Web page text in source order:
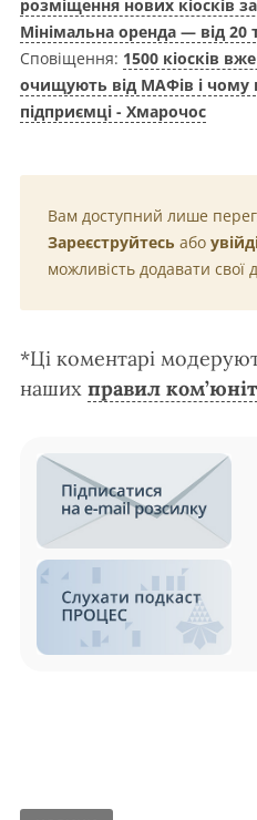
розміщення нових кіосків
Мінімальна оренда — від 20
Сповіщення: 1500 кіосків
очищують від МАФів і чому
підприємці - Хмарочос
Вам доступний лише
Зареєструйтесь або
можливість додавати свої
*Ці коментарі
наших правил